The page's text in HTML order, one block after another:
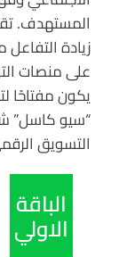
المستهدف.
زيادة
على منصات
يكون مفتاحًا
“سيو كاسل”
التسويق
الباقة
الاولي